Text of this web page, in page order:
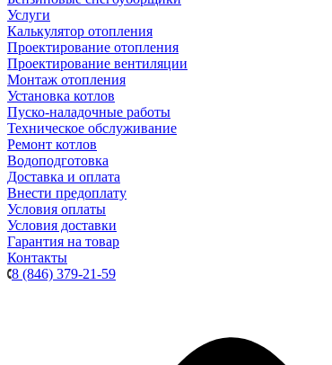
Услуги
Калькулятор отопления
Проектирование отопления
Проектирование вентиляции
Монтаж отопления
Установка котлов
Пуско-наладочные работы
Техническое обслуживание
Ремонт котлов
Водоподготовка
Доставка и оплата
Внести предоплату
Условия оплаты
Условия доставки
Гарантия на товар
Контакты
8 (846) 379-21-59